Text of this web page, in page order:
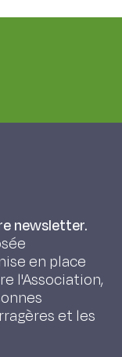
newsletter.
en place
l'Association,
et les